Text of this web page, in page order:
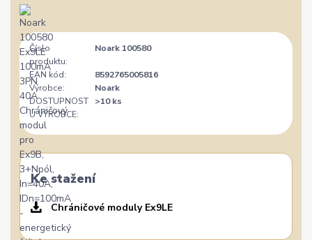
Číslo
produktu:
Noark 100580
EAN kód:
8592765005816
Výrobce:
Noark
DOSTUPNOST
U VÝROBCE:
>10 ks
Ke stažení
Chráničové moduly Ex9LE